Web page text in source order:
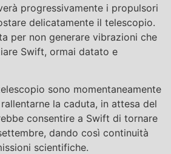
progressivamente i propulsori
delicatamente il telescopio.
per non generare vibrazioni che
Swift, ormai datato e
sono momentaneamente
la caduta, in attesa del
consentire a Swift di tornare
dando così continuità
scientifiche.